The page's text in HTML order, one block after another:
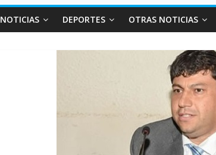
NOTICIAS DEPORTES OTRAS NOTICIAS